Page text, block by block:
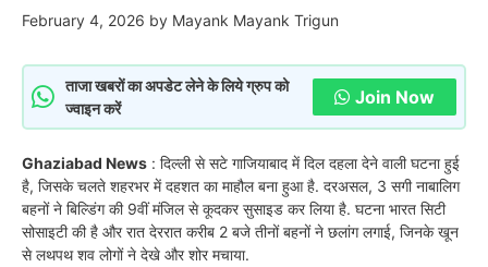
February 4, 2026 by Mayank Mayank Trigun
ताजा खबरों का अपडेट लेने के लिये ग्रुप को
ज्वाइन करें
Join Now
Ghaziabad News : दिल्ली से सटे गाजियाबाद में दिल दहला देने वाली घटना हुई
है, जिसके चलते शहरभर में दहशत का माहौल बना हुआ है. दरअसल, 3 सगी नाबालिग
बहनों ने बिल्डिंग की 9वीं मंजिल से कूदकर सुसाइड कर लिया है. घटना भारत सिटी
सोसाइटी की है और रात देररात करीब 2 बजे तीनों बहनों ने छलांग लगाई, जिनके खून
से लथपथ शव लोगों ने देखे और शोर मचाया.